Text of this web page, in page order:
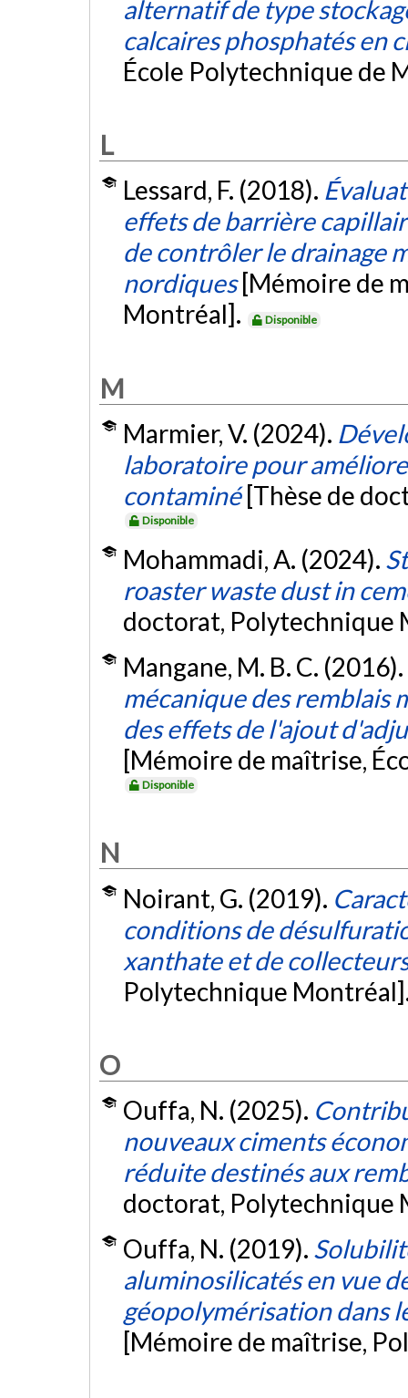
alternatif de type
calcaires phosphatés en
École Polytechnique de
L
Lessard, F. (2018).
effets de barrière
de contrôler le drainage
nordiques [Mémoire de
Montréal].
Disponible
M
Marmier, V. (2024).
laboratoire pour
contaminé [Thèse de
Disponible
Mohammadi, A. (2024).
roaster waste dust in
doctorat, Polytechnique
Mangane, M. B. C. (2016).
mécanique des remblais
des effets de l'ajout
[Mémoire de maîtrise,
Disponible
N
Noirant, G. (2019).
conditions de
xanthate et de
Polytechnique
O
Ouffa, N. (2025).
nouveaux ciments
réduite destinés aux
doctorat, Polytechnique
Ouffa, N. (2019).
aluminosilicatés en vue
géopolymérisation dans
[Mémoire de maîtrise,